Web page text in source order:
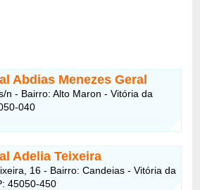
Abdias Menezes Geral
n - Bairro: Alto Maron - Vitória da
040
Adelia Teixeira
16 - Bairro: Candeias - Vitória da
45050-450